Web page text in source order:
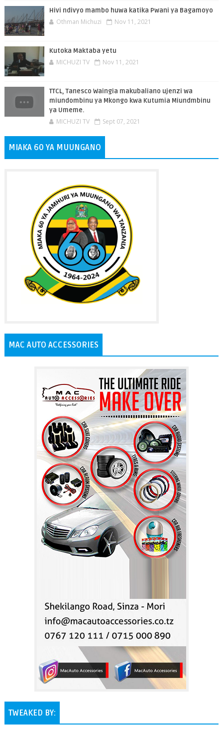
Hivi ndivyo mambo huwa katika Pwani ya Bagamoyo
Othman Michuzi Nov 11, 2021
Kutoka Maktaba yetu
MICHUZI TV Nov 11, 2021
TTCL, Tanesco Waingia makubaliano ujenzi wa
miundombinu ya Mkongo kwa Kutumia Miundmbinu
ya Umeme.
MICHUZI TV Sept 07, 2021
MIAKA 60 YA MUUNGANO
MAC AUTO ACCESSORIES
TWEAKED BY: